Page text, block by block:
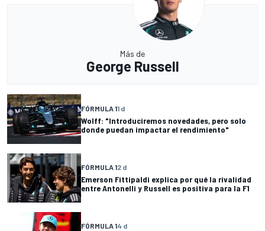
Más de
George Russell
FÓRMULA 11 d
Wolff: "Introduciremos novedades, pero solo
donde puedan impactar el rendimiento"
FÓRMULA 12 d
Emerson Fittipaldi explica por qué la rivalidad
entre Antonelli y Russell es positiva para la F1
FÓRMULA 14 d